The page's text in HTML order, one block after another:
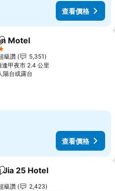
查看價格
入我的最愛
Motel
級讚
5,351
逢甲夜市 2.4 公里
陽台或露台
查看價格
入我的最愛
Jia 25 Hotel
級讚
2,423